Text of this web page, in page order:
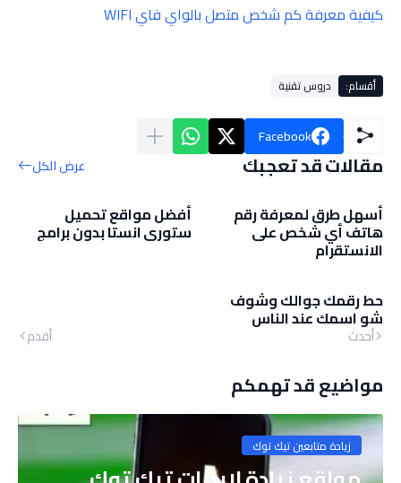
كيفية معرفة كم شخص متصل بالواي فاي WIFI
أقسام: دروس تقنية
Facebook
مقالات قد تعجبك عرض الكل
أسهل طرق لمعرفة رقم
هاتف أي شخص على
الانستقرام
أفضل مواقع تحميل
ستوري انستا بدون برامج
حط رقمك جوالك وشوف
شو اسمك عند الناس
أحدث أقدم
مواضيع قد تهمكم
زيادة متابعين تيك توك